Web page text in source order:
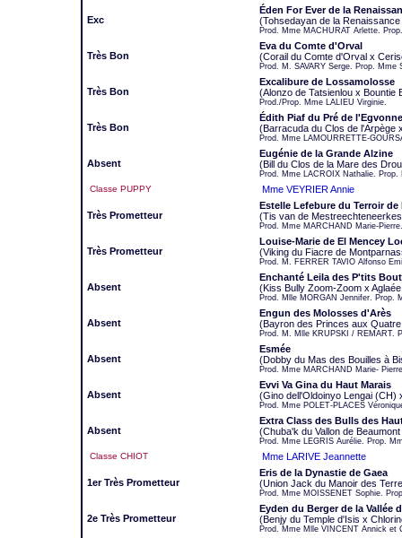
Exc
Éden For Ever de la
(Tohsedayan de la
Prod. Mme MACHURAT Arlette.
Très Bon
Eva du Comte d'Orval
(Corail du Comte d'Orval x
Prod. M. SAVARY Serge. Prop. Mme
Très Bon
Excalibure de Lossamolosse
(Alonzo de Tatsienlou x Bountie
Prod./Prop. Mme LALIEU Virginie.
Très Bon
Édith Piaf du Pré de l'Egvonne
(Barracuda du Clos de l'Arpège
Prod. Mme LAMOURRETTE-
Absent
Eugénie de la Grande Alzine
(Bill du Clos de la Mare des
Prod. Mme LACROIX Nathalie. Prop.
Classe PUPPY Mme VEYRIER Annie
Très Prometteur
Estelle Lefebure du Terroir
(Tis van de
Prod. Mme MARCHAND Marie-
Très Prometteur
Louise-Marie de El Mencey
(Viking du Fiacre de
Prod. M. FERRER TAVIO Alfonso
Absent
Enchanté Leila des P'tits
(Kiss Bully Zoom-Zoom x
Prod. Mlle MORGAN Jennifer. Prop.
Absent
Engun des Molosses d'Arès
(Bayron des Princes aux
Prod. M. Mlle KRUPSKI / REMART.
Absent
Esmée
(Dobby du Mas des Bouilles à
Prod. Mme MARCHAND Marie-
Absent
Evvi Va Gina du Haut Marais
(Gino dell'Oldoinyo Lengai (CH)
Prod. Mme POLET-PLACES
Absent
Extra Class des Bulls des
(Chuba'k du Vallon de
Prod. Mme LEGRIS Aurélie. Prop.
Classe CHIOT Mme LARIVE Jeannette
1er Très Prometteur
Eris de la Dynastie de Gaea
(Union Jack du Manoir des
Prod. Mme MOISSENET Sophie.
2e Très Prometteur
Eyden du Berger de la Vallée
(Benjy du Temple d'Isis x
Prod. Mme Mlle VINCENT Annick et